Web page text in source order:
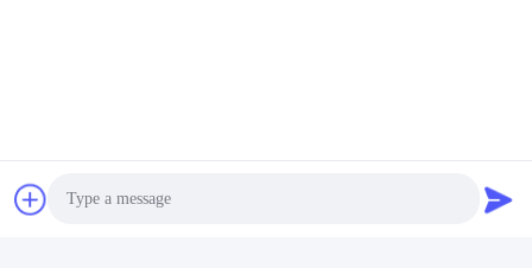
Profil de la société